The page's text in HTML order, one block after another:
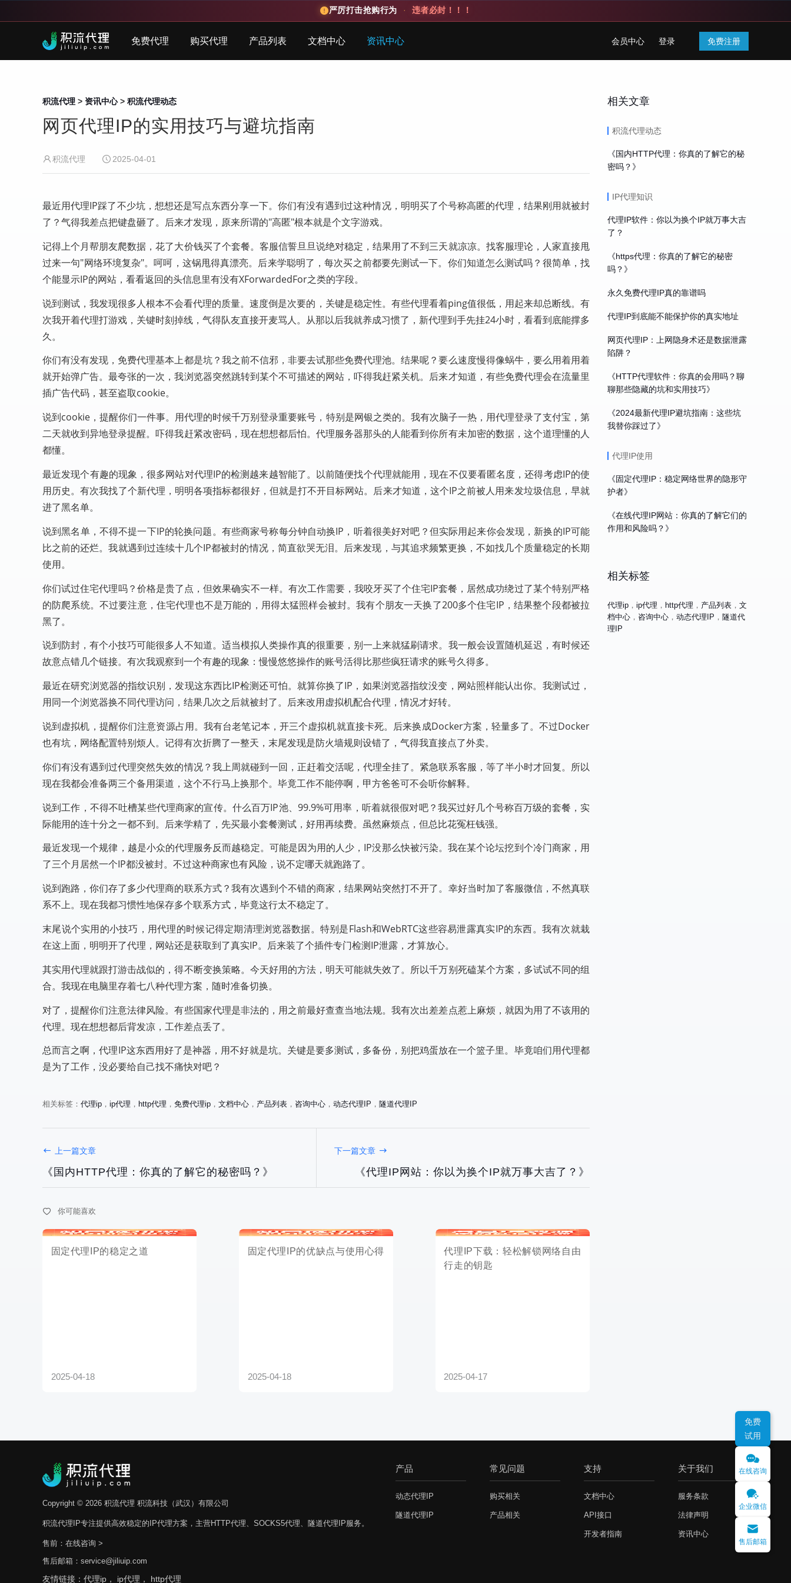
严厉打击抢购行为 · 违者必封！！！
免费代理 购买代理 产品列表 文档中心 资讯中心 会员中心 登录 免费注册
积流代理 > 资讯中心> 积流代理动态
网页代理IP的实用技巧与避坑指南
积流代理 2025-04-01
最近用代理IP踩了不少坑，想想还是写点东西分享一下。你们有没有遇到过这种情况，明明买了个号称高匿的代理，结果刚用就被封
了？气得我差点把键盘砸了。后来才发现，原来所谓的"高匿"根本就是个文字游戏。
记得上个月帮朋友爬数据，花了大价钱买了个套餐。客服信誓旦旦说绝对稳定，结果用了不到三天就凉凉。找客服理论，人家直接甩
过来一句"网络环境复杂"。呵呵，这锅甩得真漂亮。后来学聪明了，每次买之前都要先测试一下。你们知道怎么测试吗？很简单，找
个能显示IP的网站，看看返回的头信息里有没有XForwardedFor之类的字段。
说到测试，我发现很多人根本不会看代理的质量。速度倒是次要的，关键是稳定性。有些代理看着ping值很低，用起来却总断线。有
次我开着代理打游戏，关键时刻掉线，气得队友直接开麦骂人。从那以后我就养成习惯了，新代理到手先挂24小时，看看到底能撑多
久。
你们有没有发现，免费代理基本上都是坑？我之前不信邪，非要去试那些免费代理池。结果呢？要么速度慢得像蜗牛，要么用着用着
就开始弹广告。最夸张的一次，我浏览器突然跳转到某个不可描述的网站，吓得我赶紧关机。后来才知道，有些免费代理会在流量里
插广告代码，甚至盗取cookie。
说到cookie，提醒你们一件事。用代理的时候千万别登录重要账号，特别是网银之类的。我有次脑子一热，用代理登录了支付宝，第
二天就收到异地登录提醒。吓得我赶紧改密码，现在想想都后怕。代理服务器那头的人能看到你所有未加密的数据，这个道理懂的人
都懂。
最近发现个有趣的现象，很多网站对代理IP的检测越来越智能了。以前随便找个代理就能用，现在不仅要看匿名度，还得考虑IP的使
用历史。有次我找了个新代理，明明各项指标都很好，但就是打不开目标网站。后来才知道，这个IP之前被人用来发垃圾信息，早就
进了黑名单。
说到黑名单，不得不提一下IP的轮换问题。有些商家号称每分钟自动换IP，听着很美好对吧？但实际用起来你会发现，新换的IP可能
比之前的还烂。我就遇到过连续十几个IP都被封的情况，简直欲哭无泪。后来发现，与其追求频繁更换，不如找几个质量稳定的长期
使用。
你们试过住宅代理吗？价格是贵了点，但效果确实不一样。有次工作需要，我咬牙买了个住宅IP套餐，居然成功绕过了某个特别严格
的防爬系统。不过要注意，住宅代理也不是万能的，用得太猛照样会被封。我有个朋友一天换了200多个住宅IP，结果整个段都被拉
黑了。
说到防封，有个小技巧可能很多人不知道。适当模拟人类操作真的很重要，别一上来就猛刷请求。我一般会设置随机延迟，有时候还
故意点错几个链接。有次我观察到一个有趣的现象：慢慢悠悠操作的账号活得比那些疯狂请求的账号久得多。
最近在研究浏览器的指纹识别，发现这东西比IP检测还可怕。就算你换了IP，如果浏览器指纹没变，网站照样能认出你。我测试过，
用同一个浏览器换不同代理访问，结果几次之后就被封了。后来改用虚拟机配合代理，情况才好转。
说到虚拟机，提醒你们注意资源占用。我有台老笔记本，开三个虚拟机就直接卡死。后来换成Docker方案，轻量多了。不过Docker
也有坑，网络配置特别烦人。记得有次折腾了一整天，末尾发现是防火墙规则设错了，气得我直接点了外卖。
你们有没有遇到过代理突然失效的情况？我上周就碰到一回，正赶着交活呢，代理全挂了。紧急联系客服，等了半小时才回复。所以
现在我都会准备两三个备用渠道，这个不行马上换那个。毕竟工作不能停啊，甲方爸爸可不会听你解释。
说到工作，不得不吐槽某些代理商家的宣传。什么百万IP池、99.9%可用率，听着就很假对吧？我买过好几个号称百万级的套餐，实
际能用的连十分之一都不到。后来学精了，先买最小套餐测试，好用再续费。虽然麻烦点，但总比花冤枉钱强。
最近发现一个规律，越是小众的代理服务反而越稳定。可能是因为用的人少，IP没那么快被污染。我在某个论坛挖到个冷门商家，用
了三个月居然一个IP都没被封。不过这种商家也有风险，说不定哪天就跑路了。
说到跑路，你们存了多少代理商的联系方式？我有次遇到个不错的商家，结果网站突然打不开了。幸好当时加了客服微信，不然真联
系不上。现在我都习惯性地保存多个联系方式，毕竟这行太不稳定了。
末尾说个实用的小技巧，用代理的时候记得定期清理浏览器数据。特别是Flash和WebRTC这些容易泄露真实IP的东西。我有次就栽
在这上面，明明开了代理，网站还是获取到了真实IP。后来装了个插件专门检测IP泄露，才算放心。
其实用代理就跟打游击战似的，得不断变换策略。今天好用的方法，明天可能就失效了。所以千万别死磕某个方案，多试试不同的组
合。我现在电脑里存着七八种代理方案，随时准备切换。
对了，提醒你们注意法律风险。有些国家代理是非法的，用之前最好查查当地法规。我有次出差差点惹上麻烦，就因为用了不该用的
代理。现在想想都后背发凉，工作差点丢了。
总而言之啊，代理IP这东西用好了是神器，用不好就是坑。关键是要多测试，多备份，别把鸡蛋放在一个篮子里。毕竟咱们用代理都
是为了工作，没必要给自己找不痛快对吧？
相关标签： 代理ip ， ip代理 ， http代理 ， 免费代理ip ， 文档中心 ， 产品列表 ， 咨询中心 ， 动态代理IP ， 隧道代理IP
上一篇文章
《国内HTTP代理：你真的了解它的秘密吗？》
下一篇文章
《代理IP网站：你以为换个IP就万事大吉了？》
你可能喜欢
2025-04-18 2025-04-18
行走的钥匙
相关文章
积流代理动态
《国内HTTP代理：你真的了解它的秘
密吗？》
IP代理知识
代理IP软件：你以为换个IP就万事大吉
了？
《https代理：你真的了解它的秘密
吗？》
永久免费代理IP真的靠谱吗
代理IP到底能不能保护你的真实地址
网页代理IP：上网隐身术还是数据泄露
陷阱？
《HTTP代理软件：你真的会用吗？聊
聊那些隐藏的坑和实用技巧》
《2024最新代理IP避坑指南：这些坑
我替你踩过了》
代理IP使用
《固定代理IP：稳定网络世界的隐形守
护者》
《在线代理IP网站：你真的了解它们的
作用和风险吗？》
相关标签
代理ip ， ip代理 ， http代理 ， 产品列表 ， 文
档中心 ， 咨询中心 ， 动态代理IP ， 隧道代
理IP
Copyright © 2026 积流代理 积流科技（武汉）有限公司
积流代理IP专注提供高效稳定的IP代理方案，主营HTTP代理、SOCKS5代理、隧道代理IP服务。
售前： 在线咨询 >
售后邮箱：service@jiliuip.com
友情链接： 代理ip， ip代理， http代理
产品
动态代理IP
隧道代理IP
常见问题
购买相关
产品相关
支持
文档中心
API接口
开发者指南
关于我们
服务条款
法律声明
资讯中心
免费
试用
在线咨询
企业微信
售后邮箱